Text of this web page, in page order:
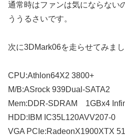
通常時はファンは気にならない
ううるさいです。
次に3DMark06を走らせてみまし
CPU:Athlon64X2 3800+
M/B:ASrock 939Dual-SATA2
Mem:DDR-SDRAM 1GBx4
HDD:IBM IC35L120AVV207-0
VGA PCIe:RadeonX1900XTX